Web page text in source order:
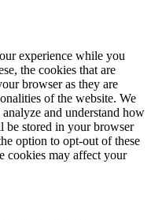
experience while you
the cookies that are
browser as they are
of the website. We
and understand how
be stored in your browser
option to opt-out of these
cookies may affect your